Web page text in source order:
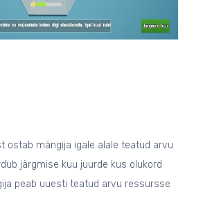
ostab mängija igale alale teatud arvu
järgmise kuu juurde kus olukord
peab uuesti teatud arvu ressursse